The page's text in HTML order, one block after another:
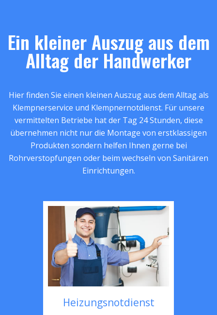
Ein kleiner Auszug aus dem
Alltag der Handwerker
Hier finden Sie einen kleinen Auszug aus dem Alltag als
Klempnerservice und Klempnernotdienst. Für unsere
vermittelten Betriebe hat der Tag 24 Stunden, diese
übernehmen nicht nur die Montage von erstklassigen
Produkten sondern helfen Ihnen gerne bei
Rohrverstopfungen oder beim wechseln von Sanitären
Einrichtungen.
Heizungsnotdienst